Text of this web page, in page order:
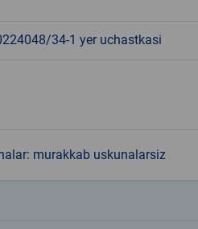
34-1 yer uchastkasi
murakkab uskunalarsiz